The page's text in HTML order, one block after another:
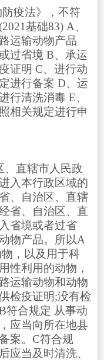
疫法》，不符
基础83) A、
运输动物产品
过省境 B、承运
证明 C、进行动
进行备案 D、运
行清洗消毒 E、
相关规定进行申
、直辖市人民政
入本行政区域的
、自治区、直辖
省、自治区、直
省境或者过省
物产品。所以A
，以及用于科
性利用的动物，
运输动物和动物
检疫证明;没有检
符合规定 从事动
应当向所在地县
案。C符合规
应当及时清洗、